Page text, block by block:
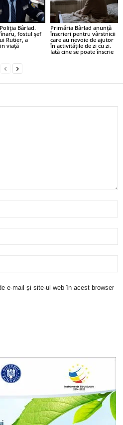
Bârlad.
fostul șef
Rutier, a
viață
Primăria Bârlad anunță
înscrieri pentru vârstnicii
care au nevoie de ajutor
în activitățile de zi cu zi.
Iată cine se poate înscrie
e-mail și site-ul web în acest browser